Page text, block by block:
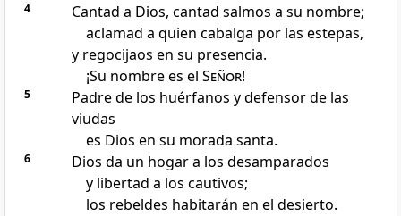
4
Cantad a Dios, cantad salmos a su nombre;
aclamad a quien cabalga por las estepas,
y regocijaos en su presencia.
¡Su nombre es el Señor!
5
Padre de los huérfanos y defensor de las
viudas
es Dios en su morada santa.
6
Dios da un hogar a los desamparados
y libertad a los cautivos;
los rebeldes habitarán en el desierto.